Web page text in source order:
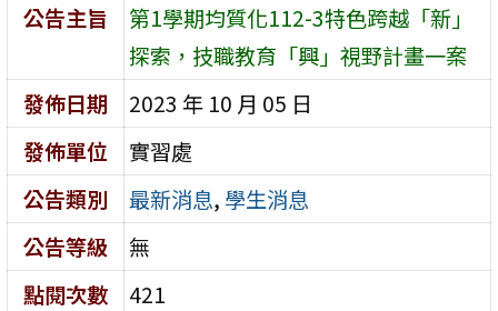
公告主旨
第1學期均質化112-3特色跨越「新」
探索，技職教育「興」視野計畫一案
發佈日期
2023 年 10 月 05 日
發佈單位
實習處
公告類別
最新消息, 學生消息
公告等級
無
點閱次數
421